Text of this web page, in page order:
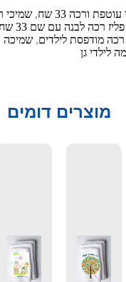
ורכה 33 שח , שמיכי
רכה לבנה עם שם 33 שח
רכה מודפסת לילדים, שמיכה
לילדי גן
מוצרים דומים